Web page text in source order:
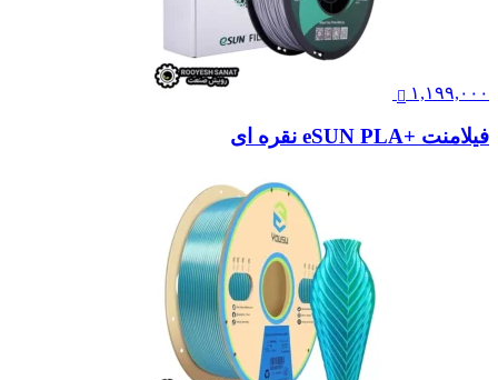
۱,۱۹۹,۰۰۰
فیلامنت +eSUN PLA نقره ای